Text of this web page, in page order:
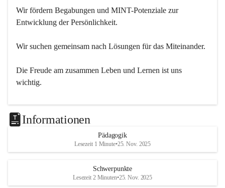
Wir fördern Begabungen und MINT-Potenziale zur
Entwicklung der Persönlichkeit.
Wir suchen gemeinsam nach Lösungen für das Miteinander.
Die Freude am zusammen Leben und Lernen ist uns
wichtig.
Informationen
Pädagogik
Lesezeit 1 Minute•25. Nov. 2025
Schwerpunkte
Lesezeit 2 Minuten•25. Nov. 2025